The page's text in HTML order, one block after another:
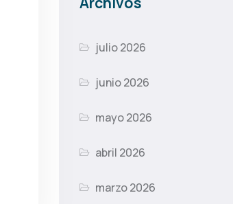
julio 2026
junio 2026
mayo 2026
abril 2026
marzo 2026